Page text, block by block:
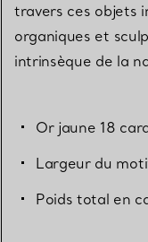
travers ces objets
organiques et
intrinsèque de la
Or jaune 18
Largeur du
Poids total en